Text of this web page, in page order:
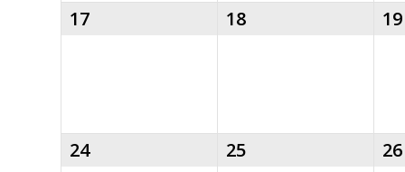
17 18 19
24 25 26